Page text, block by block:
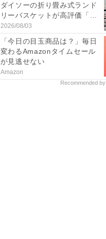
ダイソーの折り畳み式ランド
リーバスケットが高評価「使
わ...
2026/08/03
「今日の目玉商品は？」毎日
変わるAmazonタイムセール
が見逃せない
Amazon
Recommended by